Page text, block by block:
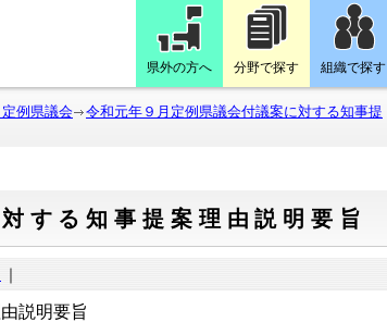
県外の方へ 分野で探す 組織で探す
例県議会
令和元年９月定例県議会付議案に対する知事提
する知事提案理由説明要旨
｜
説明要旨